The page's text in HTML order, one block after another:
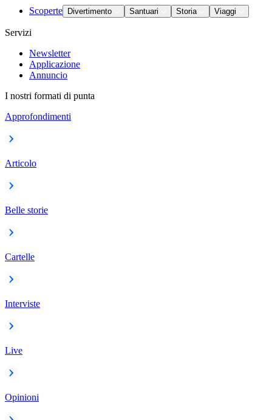
Scoperte Divertimento Santuari Storia Viaggi
Servizi
Newsletter
Applicazione
Annuncio
I nostri formati di punta
Approfondimenti
Articolo
Belle storie
Cartelle
Interviste
Live
Opinioni